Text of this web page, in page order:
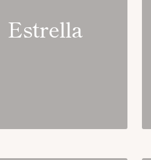
Estrella